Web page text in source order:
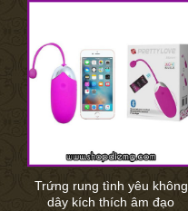
Trứng rung tình yêu không
dây kích thích âm đạo